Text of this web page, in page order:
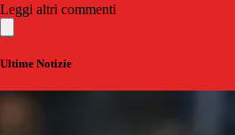
Leggi altri commenti
Ultime Notizie